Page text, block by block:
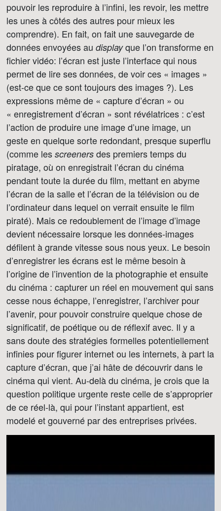
pouvoir les reproduire à l’infini, les revoir, les mettre
les unes à côtés des autres pour mieux les
comprendre). En fait, on fait une sauvegarde de
données envoyées au displayque l’on transforme en
fichier vidéo: l’écran est juste l’interface qui nous
permet de lire ses données, de voir ces « images »
(est-ce que ce sont toujours des images ?). Les
expressions même de « capture d’écran » ou
« enregistrement d’écran » sont révélatrices : c’est
l’action de produire une image d’une image, un
geste en quelque sorte redondant, presque superflu
(comme les screeners des premiers temps du
piratage, où on enregistrait l’écran du cinéma
pendant toute la durée du film, mettant en abyme
l’écran de la salle et l’écran de la télévision ou de
l’ordinateur dans lequel on verrait ensuite le film
piraté). Mais ce redoublement de l’image d’image
devient nécessaire lorsque les données-images
défilent à grande vitesse sous nous yeux. Le besoin
d’enregistrer les écrans est le même besoin à
l’origine de l’invention de la photographie et ensuite
du cinéma : capturer un réel en mouvement qui sans
cesse nous échappe, l’enregistrer, l’archiver pour
l’avenir, pour pouvoir construire quelque chose de
significatif, de poétique ou de réflexif avec. Il y a
sans doute des stratégies formelles potentiellement
infinies pour figurer internet ou les internets, à part la
capture d’écran, que j’ai hâte de découvrir dans le
cinéma qui vient. Au-delà du cinéma, je crois que la
question politique urgente reste celle de s’approprier
de ce réel-là, qui pour l’instant appartient, est
modelé et gouverné par des entreprises privées.